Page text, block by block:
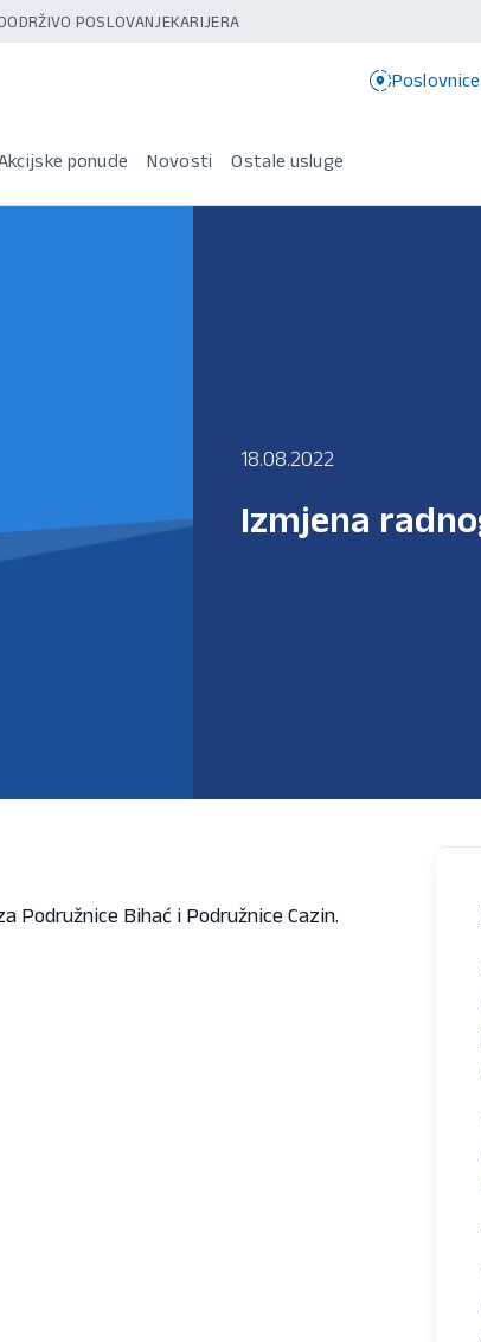
ODRŽIVO POSLOVANJEKARIJERA
ponude Novosti Ostale usluge
18.08.2022
Izmjena
Podružnice Bihać i Podružnice Cazin.